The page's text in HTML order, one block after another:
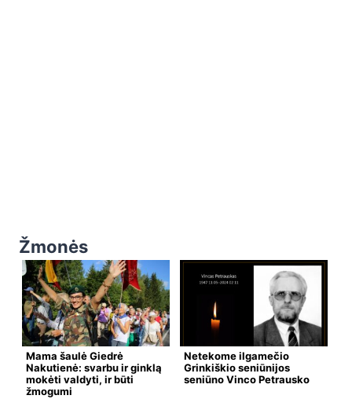
Žmonės
Mama šaulė Giedrė
Nakutienė: svarbu ir ginklą
mokėti valdyti, ir būti
žmogumi
Netekome ilgamečio
Grinkiškio seniūnijos
seniūno Vinco Petrausko